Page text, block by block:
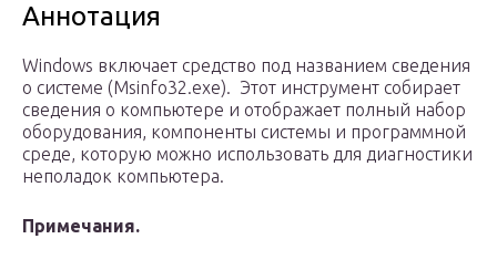
Аннотация
Windows включает средство под названием сведения
о системе (Msinfo32.exe). Этот инструмент собирает
сведения о компьютере и отображает полный набор
оборудования, компоненты системы и программной
среде, которую можно использовать для диагностики
неполадок компьютера.
Примечания.